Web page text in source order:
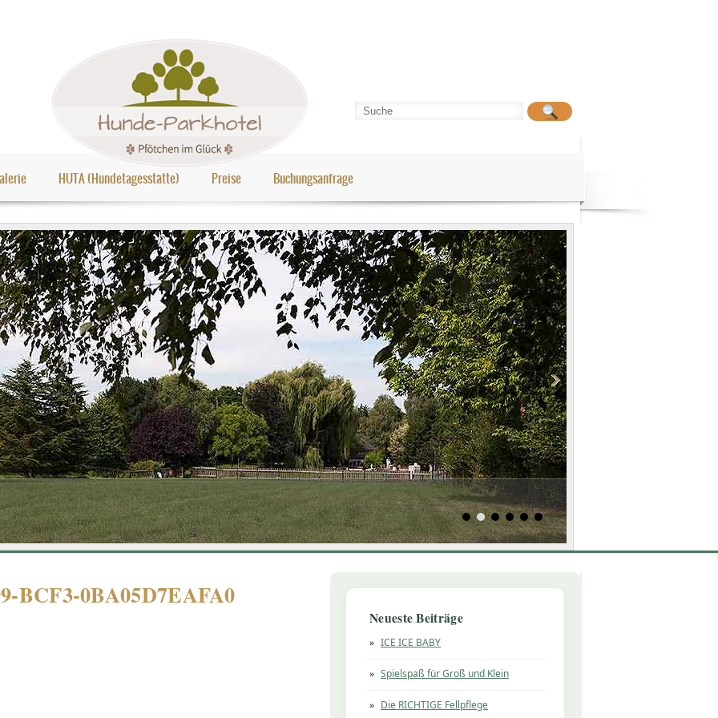
HUTA (Hundetagesstätte) Preise Buchungsanfrage
1 2 3 4 5 6
Neueste Beiträge
ICE ICE BABY
Spielspaß für Groß und Klein
Die RICHTIGE Fellpflege
BCF3-0BA05D7EAFA0